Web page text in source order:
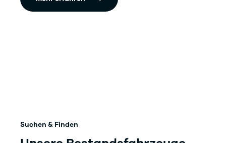
Suchen & Finden